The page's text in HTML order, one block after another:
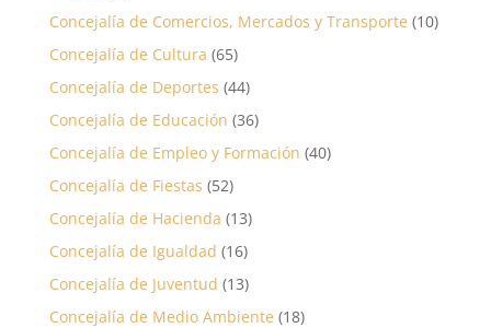
Concejalía de Comercios, Mercados y Transporte (10)
Concejalía de Cultura (65)
Concejalía de Deportes (44)
Concejalía de Educación (36)
Concejalía de Empleo y Formación (40)
Concejalía de Fiestas (52)
Concejalía de Hacienda (13)
Concejalía de Igualdad (16)
Concejalía de Juventud (13)
Concejalía de Medio Ambiente (18)